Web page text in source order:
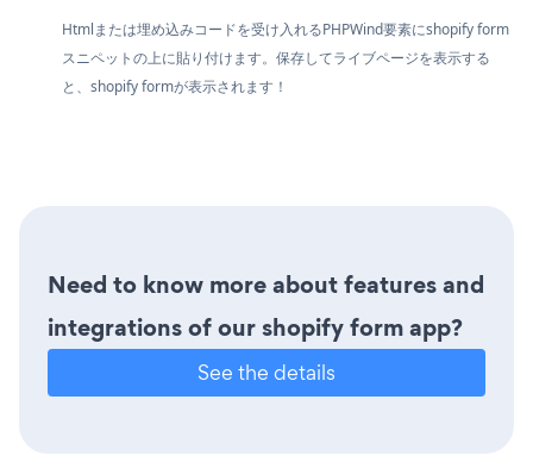
Htmlまたは埋め込みコードを受け入れるPHPWind要素にshopify form
スニペットの上に貼り付けます。保存してライブページを表示する
と、shopify formが表示されます！
Need to know more about features and
integrations of our shopify form app?
See the details